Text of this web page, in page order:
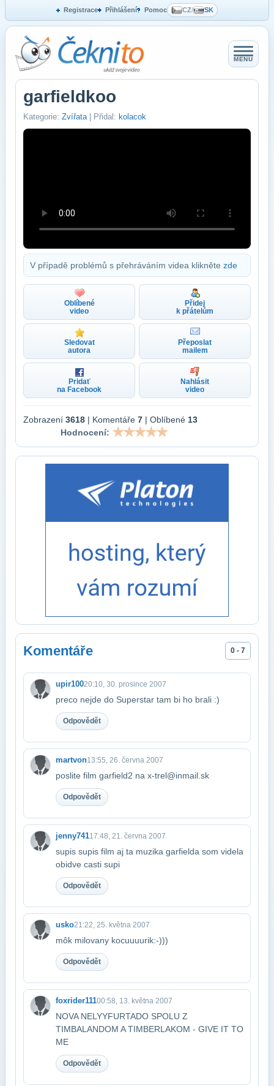
Registrace Přihlášení Pomoc CZ/ SK
MENU
garfieldkoo
Kategorie: Zvířata | Přidal: kolacok
V případě problémů s přehráváním videa klikněte zde
Oblíbené
video
Přidej
k přátelům
Sledovat
autora
Přeposlat
mailem
Pridať
na Facebook
Nahlásit
video
Zobrazení 3618 | Komentáře 7 | Oblíbené 13
Hodnocení:
Komentáře 0 - 7
upir10020:10, 30. prosince 2007
preco nejde do Superstar tam bi ho brali :)
Odpovědět
martvon13:55, 26. června 2007
poslite film garfield2 na x-trel@inmail.sk
Odpovědět
jenny74117:48, 21. června 2007
supis supis film aj ta muzika garfielda som videla
obidve casti supi
Odpovědět
usko21:22, 25. května 2007
môk milovany kocuuuurik:-)))
Odpovědět
foxrider11100:58, 13. května 2007
NOVA NELYYFURTADO SPOLU Z
TIMBALANDOM A TIMBERLAKOM - GIVE IT TO
ME
Odpovědět